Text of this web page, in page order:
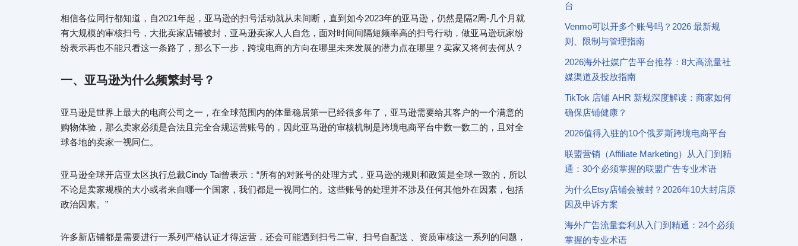
相信各位同行都知道，自2021年起，亚马逊的扫号活动就从未间断，直到如今2023年的亚马逊，仍然是隔2周-几个月就
有大规模的审核扫号，大批卖家店铺被封，亚马逊卖家人人自危，面对时间间隔短频率高的扫号行动，做亚马逊玩家纷
纷表示再也不能只看这一条路了，那么下一步，跨境电商的方向在哪里未来发展的潜力点在哪里？卖家又将何去何从？
一、亚马逊为什么频繁封号？
亚马逊是世界上最大的电商公司之一，在全球范围内的体量稳居第一已经很多年了，亚马逊需要给其客户的一个满意的
购物体验，那么卖家必须是合法且完全合规运营账号的，因此亚马逊的审核机制是跨境电商平台中数一数二的，且对全
球各地的卖家一视同仁。
亚马逊全球开店亚太区执行总裁Cindy Tai曾表示：“所有的对账号的处理方式，亚马逊的规则和政策是全球一致的，所以
不论是卖家规模的大小或者来自哪一个国家，我们都是一视同仁的。这些账号的处理并不涉及任何其他外在因素，包括
政治因素。”
许多新店铺都是需要进行一系列严格认证才得运营，还会可能遇到扫号二审、扫号自配送 、资质审核这一系列的问题，
台
Venmo可以开多个账号吗？2026 最新规
则、限制与管理指南
2026海外社媒广告平台推荐：8大高流量社
媒渠道及投放指南
TikTok 店铺 AHR 新规深度解读：商家如何
确保店铺健康？
2026值得入驻的10个俄罗斯跨境电商平台
联盟营销（Affiliate Marketing）从入门到精
通：30个必须掌握的联盟广告专业术语
为什么Etsy店铺会被封？2026年10大封店原
因及申诉方案
海外广告流量套利从入门到精通：24个必须
掌握的专业术语